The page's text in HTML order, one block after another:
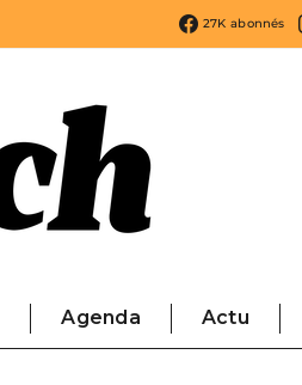
27K abonnés
Agenda Actu